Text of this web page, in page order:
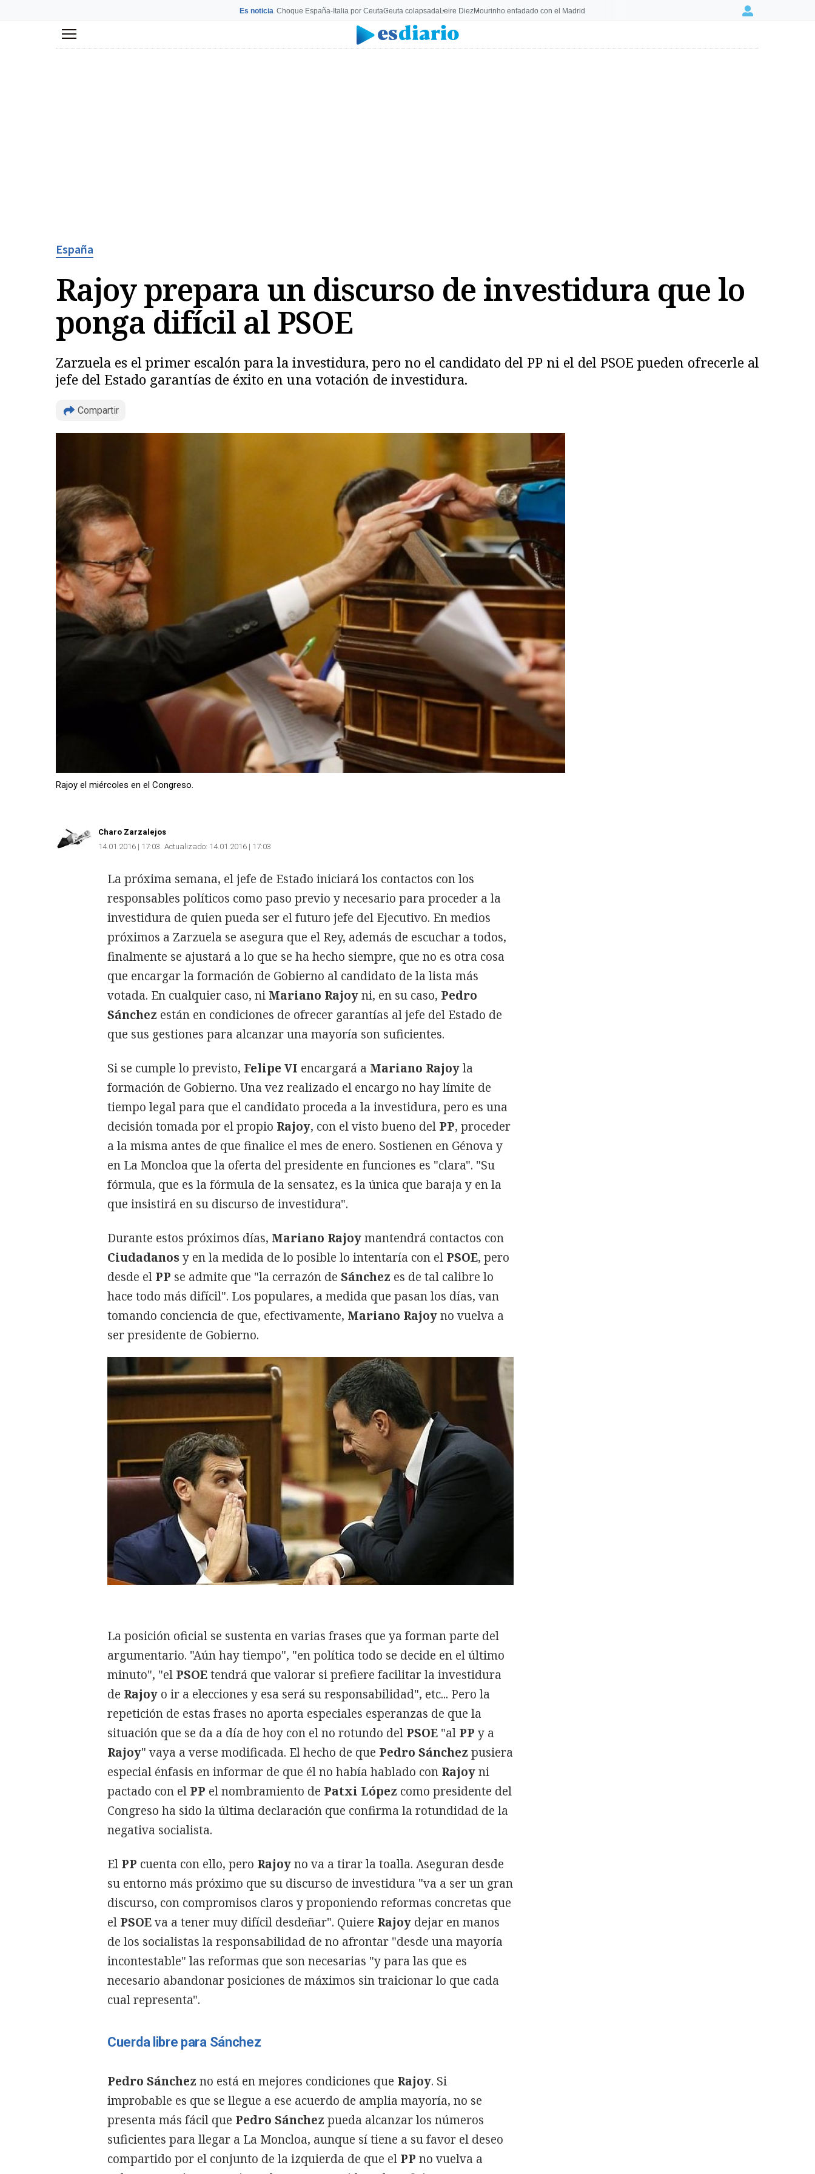
Es noticia Choque España-Italia por CeutaCeuta colapsadaLeire DiezMourinho enfadado con el Madrid Login
Menú
España
Rajoy prepara un discurso de investidura que lo
ponga difícil al PSOE
Zarzuela es el primer escalón para la investidura, pero no el candidato del PP ni el del PSOE pueden ofrecerle al
jefe del Estado garantías de éxito en una votación de investidura.
Compartir
Rajoy el miércoles en el Congreso.
Charo Zarzalejos
14.01.2016 | 17:03 Actualizado: 14.01.2016 | 17:03
La próxima semana, el jefe de Estado iniciará los contactos con los
responsables políticos como paso previo y necesario para proceder a la
investidura de quien pueda ser el futuro jefe del Ejecutivo. En medios
próximos a Zarzuela se asegura que el Rey, además de escuchar a todos,
finalmente se ajustará a lo que se ha hecho siempre, que no es otra cosa
que encargar la formación de Gobierno al candidato de la lista más
votada. En cualquier caso, ni Mariano Rajoyni, en su caso, Pedro
Sánchez están en condiciones de ofrecer garantías al jefe del Estado de
que sus gestiones para alcanzar una mayoría son suficientes.
Si se cumple lo previsto, Felipe VI encargará a Mariano Rajoyla
formación de Gobierno. Una vez realizado el encargo no hay límite de
tiempo legal para que el candidato proceda a la investidura, pero es una
decisión tomada por el propio Rajoy, con el visto bueno del PP, proceder
a la misma antes de que finalice el mes de enero. Sostienen en Génova y
en La Moncloa que la oferta del presidente en funciones es "clara". "Su
fórmula, que es la fórmula de la sensatez, es la única que baraja y en la
que insistirá en su discurso de investidura".
Durante estos próximos días, Mariano Rajoymantendrá contactos con
Ciudadanosy en la medida de lo posible lo intentaría con el PSOE, pero
desde el PP se admite que "la cerrazón de Sánchez es de tal calibre lo
hace todo más difícil". Los populares, a medida que pasan los días, van
tomando conciencia de que, efectivamente, Mariano Rajoyno vuelva a
ser presidente de Gobierno.
La posición oficial se sustenta en varias frases que ya forman parte del
argumentario. "Aún hay tiempo", "en política todo se decide en el último
minuto", "el PSOEtendrá que valorar si prefiere facilitar la investidura
de Rajoy o ir a elecciones y esa será su responsabilidad", etc... Pero la
repetición de estas frases no aporta especiales esperanzas de que la
situación que se da a día de hoy con el no rotundo del PSOE "al PP y a
Rajoy" vaya a verse modificada. El hecho de que Pedro Sánchez pusiera
especial énfasis en informar de que él no había hablado con Rajoyni
pactado con el PP el nombramiento de Patxi López como presidente del
Congreso ha sido la última declaración que confirma la rotundidad de la
negativa socialista.
El PP cuenta con ello, pero Rajoyno va a tirar la toalla. Aseguran desde
su entorno más próximo que su discurso de investidura "va a ser un gran
discurso, con compromisos claros y proponiendo reformas concretas que
el PSOEva a tener muy difícil desdeñar". Quiere Rajoy dejar en manos
de los socialistas la responsabilidad de no afrontar "desde una mayoría
incontestable" las reformas que son necesarias "y para las que es
necesario abandonar posiciones de máximos sin traicionar lo que cada
cual representa".
Cuerda libre para Sánchez
Pedro Sánchez no está en mejores condiciones que Rajoy. Si
improbable es que se llegue a ese acuerdo de amplia mayoría, no se
presenta más fácil que Pedro Sánchez pueda alcanzar los números
suficientes para llegar a La Moncloa, aunque sí tiene a su favor el deseo
compartido por el conjunto de la izquierda de que el PP no vuelva a